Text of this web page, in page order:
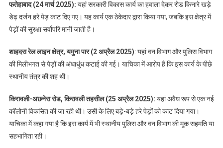
फतेहाबाद (24 मार्च 2025): यहां सरकारी विकास कार्य का हवाला देकर रोड किनारे खड़े
डेढ़ दर्जन हरे पेड़ काट दिए गए। यह कार्य एक ठेकेदार द्वारा किया गया, जबकि इस क्षेत्र में
पेड़ों की सुरक्षा सर्वोपरि मानी जाती है।
शाहदरा रेल लाइन क्षेत्र, यमुना पार (2 अप्रैल 2025): यहां वन विभाग और पुलिस विभाग
की मिलीभगत से पेड़ों की अंधाधुंध कटाई की गई। याचिका में आरोप है कि इस कार्य के पीछे
स्थानीय तंत्र की शह थी।
किरावली-अछनेरा रोड, किरावली तहसील (25 अप्रैल 2025): यहां अवैध रूप से एक नई
कॉलोनी विकसित की जा रही थी। उसी के लिए बड़े-बड़े हरे पेड़ों को काट दिया गया।
याचिका में कहा गया है कि इस कार्य में भी स्थानीय पुलिस और वन विभाग की मूक सहमति या
सहभागिता रही।